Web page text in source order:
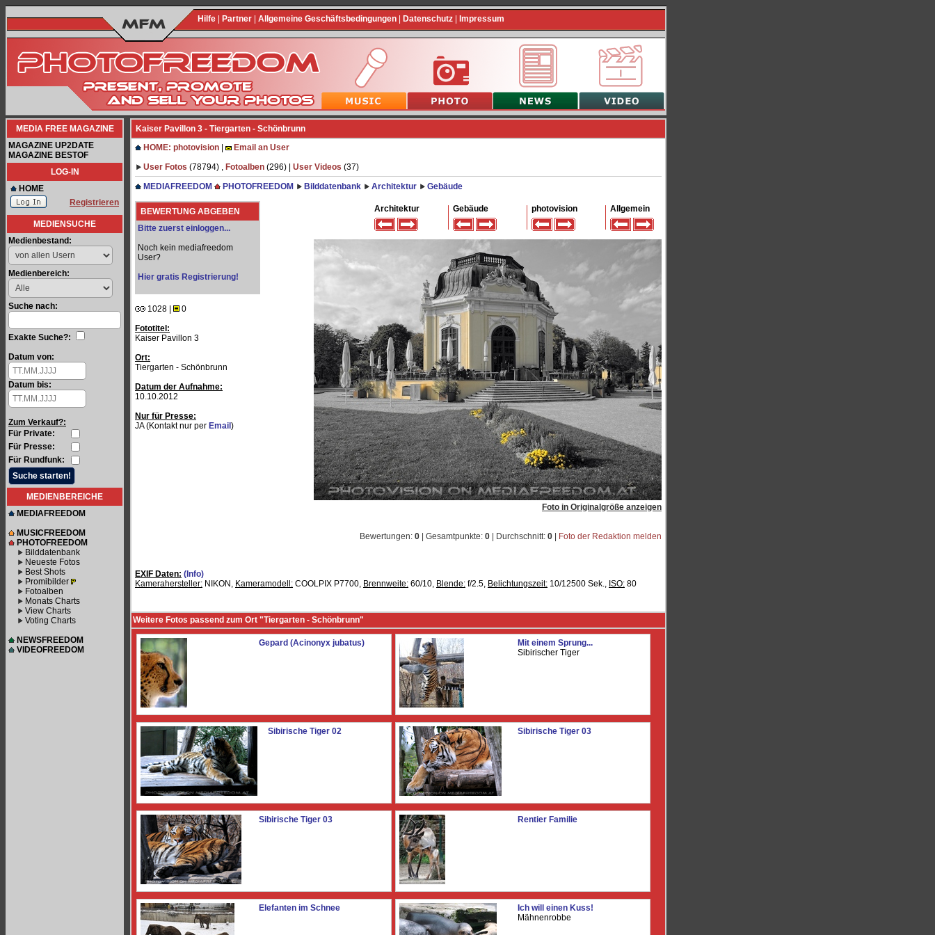
Hilfe Partner Allgemeine Geschäftsbedingungen Datenschutz Impressum
MEDIA FREE MAGAZINE
MAGAZINE UP2DATE
MAGAZINE BESTOF
LOG-IN
HOME
Registrieren
MEDIENSUCHE
Medienbestand:
Medienbereich:
Suche nach:
Exakte Suche?:
Datum von:
Datum bis:
Zum Verkauf?:
Für Private:
Für Presse:
Für Rundfunk:
MEDIENBEREICHE
MEDIAFREEDOM
MUSICFREEDOM
PHOTOFREEDOM
Bilddatenbank
Neueste Fotos
Best Shots
Promibilder
Fotoalben
Monats Charts
View Charts
Voting Charts
NEWSFREEDOM
VIDEOFREEDOM
Kaiser Pavillon 3 - Tiergarten - Schönbrunn
HOME: photovision
Email an User
User Fotos (78794) , Fotoalben (296) | User Videos (37)
MEDIAFREEDOM
PHOTOFREEDOM Bilddatenbank Architektur Gebäude
BEWERTUNG ABGEBEN
Bitte zuerst einloggen...
Noch kein mediafreedom
User?
Hier gratis Registrierung!
1028 |
0
Fototitel:
Kaiser Pavillon 3
Ort:
Tiergarten - Schönbrunn
Datum der Aufnahme:
10.10.2012
Nur für Presse:
JA (Kontakt nur per Email )
Architektur Gebäude photovision Allgemein
Foto in Originalgröße anzeigen
Bewertungen: 0 | Gesamtpunkte: 0 | Durchschnitt: 0 Foto der Redaktion melden
EXIF Daten: (Info)
Kamerahersteller: NIKON, Kameramodell: COOLPIX P7700, Brennweite: 60/10, Blende: f/2.5, Belichtungszeit: 10/12500 Sek., ISO: 80
Weitere Fotos passend zum Ort "Tiergarten - Schönbrunn"
Gepard (Acinonyx jubatus)
Mit einem Sprung...
Sibirischer Tiger
Sibirische Tiger 02 Sibirische Tiger 03
Sibirische Tiger 03 Rentier Familie
Elefanten im Schnee
Ich will einen Kuss!
Mähnenrobbe